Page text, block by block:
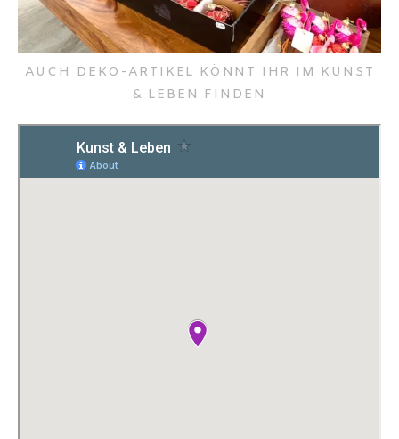
AUCH DEKO-ARTIKEL KÖNNT IHR IM KUNST
& LEBEN FINDEN